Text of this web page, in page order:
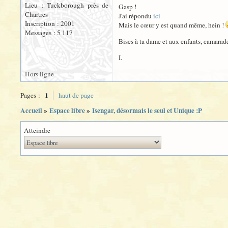
Lieu : Tuckborough près de
Chartres
Inscription : 2001
Messages : 5 117
Gasp !
J'ai répondu ici
Mais le cœur y est quand même, hein !
Bises à ta dame et aux enfants,
I.
Hors ligne
Pages : 1 haut de page
Accueil» Espace libre» Isengar, désormais le seul et Unique :P
Atteindre